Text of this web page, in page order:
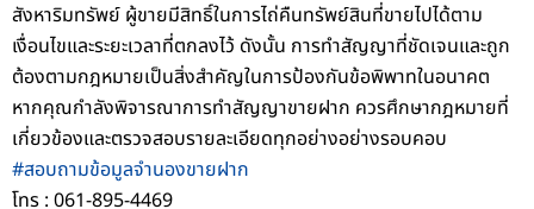
สังหาริมทรัพย์ ผู้ขายมีสิทธิ์ในการไถ่คืนทรัพย์สินที่ขายไปได้ตาม
เงื่อนไขและระยะเวลาที่ตกลงไว้ ดังนั้น การทำสัญญาที่ชัดเจนและถูก
ต้องตามกฎหมายเป็นสิ่งสำคัญในการป้องกันข้อพิพาทในอนาคต
หากคุณกำลังพิจารณาการทำสัญญาขายฝาก ควรศึกษากฎหมายที่
เกี่ยวข้องและตรวจสอบรายละเอียดทุกอย่างอย่างรอบคอบ
#สอบถามข้อมูลจำนองขายฝาก
โทร : 061-895-4469